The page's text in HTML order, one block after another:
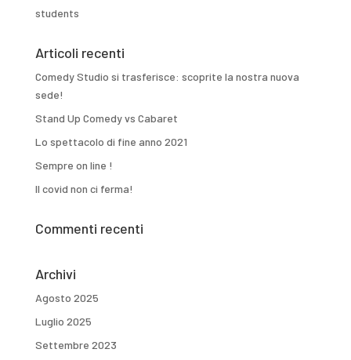
students
Articoli recenti
Comedy Studio si trasferisce: scoprite la nostra nuova
sede!
Stand Up Comedy vs Cabaret
Lo spettacolo di fine anno 2021
Sempre on line !
Il covid non ci ferma!
Commenti recenti
Archivi
Agosto 2025
Luglio 2025
Settembre 2023